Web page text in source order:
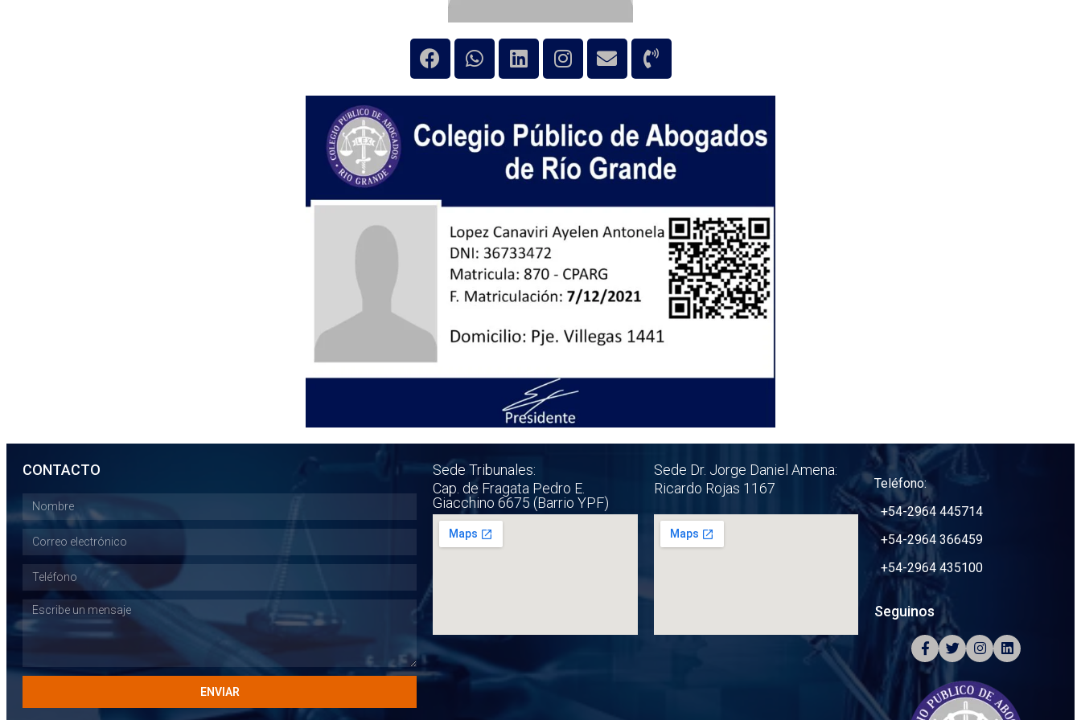
CONTACTO
ENVIAR
Sede Tribunales:
Cap. de Fragata Pedro E.
Giacchino 6675 (Barrio YPF)
Sede Dr. Jorge Daniel Amena:
Ricardo Rojas 1167
Teléfono:
+54-2964 445714
+54-2964 366459
+54-2964 435100
Seguinos